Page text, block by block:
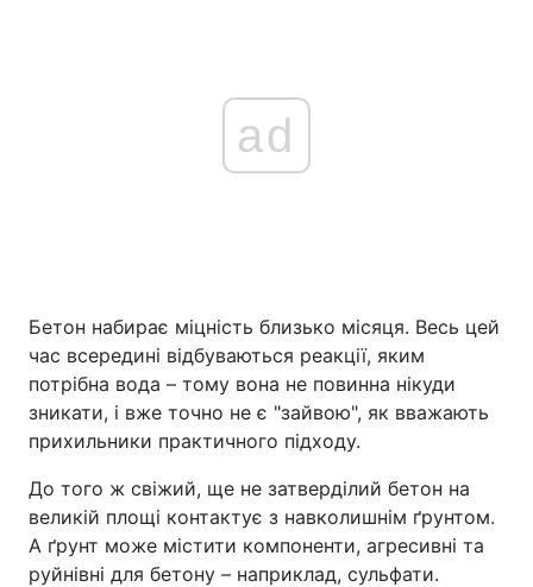
ad
Бетон набирає міцність близько місяця. Весь цей
час всередині відбуваються реакції, яким
потрібна вода – тому вона не повинна нікуди
зникати, і вже точно не є "зайвою", як вважають
прихильники практичного підходу.
До того ж свіжий, ще не затверділий бетон на
великій площі контактує з навколишнім ґрунтом.
А ґрунт може містити компоненти, агресивні та
руйнівні для бетону – наприклад, сульфати.